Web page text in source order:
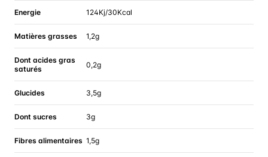
Energie 124Kj/30Kcal
Matières grasses 1,2g
Dont acides gras
saturés
0,2g
Glucides 3,5g
Dont sucres 3g
Fibres alimentaires 1,5g